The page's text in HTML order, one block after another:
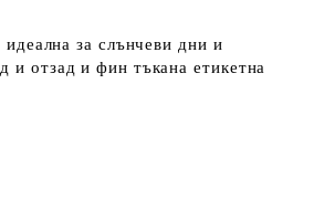
за слънчеви дни и
и отзад и фин тъкана етикетна